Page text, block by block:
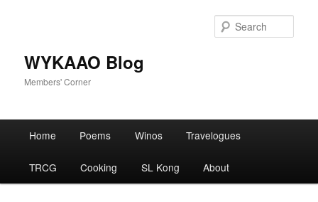
WYKAAO Blog
Members' Corner
Home Poems Winos Travelogues
TRCG Cooking SL Kong About